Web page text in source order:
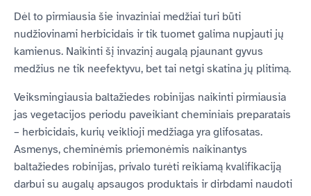
Dėl to pirmiausia šie invaziniai medžiai turi būti
nudžiovinami herbicidais ir tik tuomet galima nupjauti jų
kamienus. Naikinti šį invazinį augalą pjaunant gyvus
medžius ne tik neefektyvu, bet tai netgi skatina jų plitimą.
Veiksmingiausia baltažiedes robinijas naikinti pirmiausia
jas vegetacijos periodu paveikiant cheminiais preparatais
– herbicidais, kurių veiklioji medžiaga yra glifosatas.
Asmenys, cheminėmis priemonėmis naikinantys
baltažiedes robinijas, privalo turėti reikiamą kvalifikaciją
darbui su augalų apsaugos produktais ir dirbdami naudoti